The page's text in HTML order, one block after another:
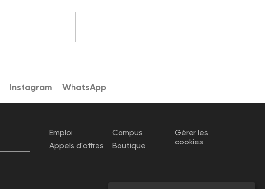
Instagram WhatsApp
Emploi
Appels d'offres
Campus
Boutique
Gérer les
cookies